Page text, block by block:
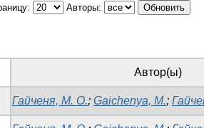
Авторы:
Автор(ы)
Гайченя, М. О.; Gaichenya, M.;